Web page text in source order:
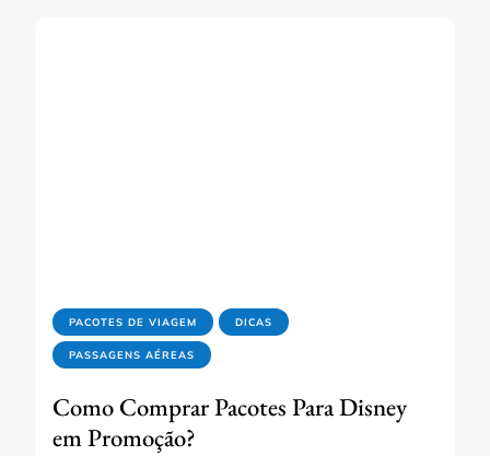
PACOTES DE VIAGEM DICAS
PASSAGENS AÉREAS
Como Comprar Pacotes Para Disney
em Promoção?